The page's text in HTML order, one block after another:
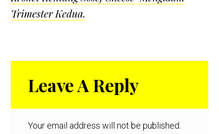
Trimester Kedua.
Interactions
Leave A Reply
Your email address will not be published.